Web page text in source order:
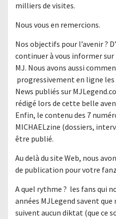
milliers de visites.
Nous vous en remercions.
Nos objectifs pour l’avenir ?
continuer à vous informer sur
MJ. Nous avons aussi
progressivement en ligne les
News publiés sur
rédigé lors de cette belle
Enfin, le contenu des 7
MICHAELzine (dossiers,
être publié.
Au delà du site Web, nous
de publication pour votre
A quel rythme ? les fans qui
années MJLegend savent
suivent aucun diktat (que ce